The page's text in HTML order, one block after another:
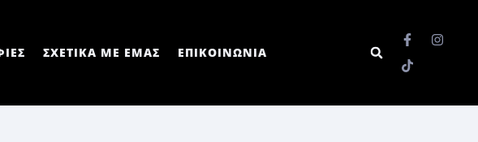
ΣΧΕΤΙΚΑ ΜΕ ΕΜΑΣ ΕΠΙΚΟΙΝΩΝΙΑ